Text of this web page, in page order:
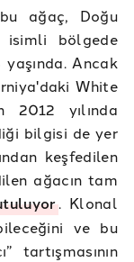
ağaç, Doğu
isimli bölgede
Ancak
White
2012 yılında
bilgisi de yer
keşfedilen
ağacın tam
. Klonal
ve bu
tartışmasının